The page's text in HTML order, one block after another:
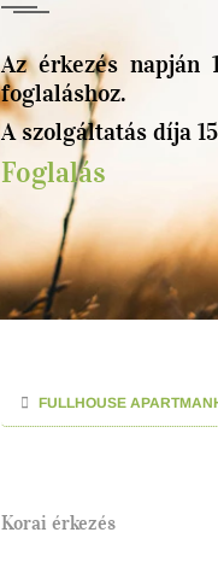
Az érkezés napján
foglaláshoz.
A szolgáltatás díja
Foglalás
FULLHOUSE
Korai érkezés